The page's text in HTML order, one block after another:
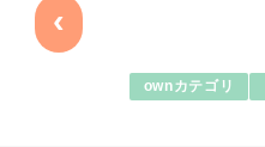
‹
ownカテゴリ